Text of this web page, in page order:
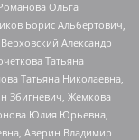
Ольга
Борис Альбертович,
Александр
Татьяна
Татьяна Николаевна,
Збигневич, Жемкова
Юлия Юрьевна,
Аверин Владимир